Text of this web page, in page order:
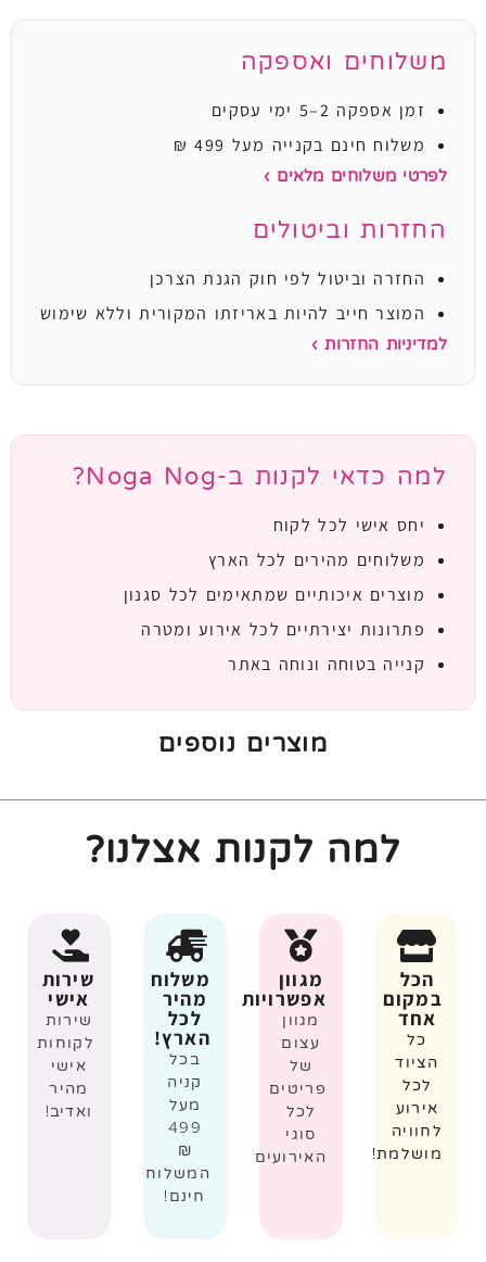
משלוחים ואספקה
זמן אספקה 2–5 ימי עסקים
משלוח חינם בקנייה מעל 499 ₪
לפרטי משלוחים מלאים ›
החזרות וביטולים
החזרה וביטול לפי חוק הגנת הצרכן
המוצר חייב להיות באריזתו המקורית וללא שימוש
למדיניות החזרות ›
למה כדאי לקנות ב-Noga Nog?
יחס אישי לכל לקוח
משלוחים מהירים לכל הארץ
מוצרים איכותיים שמתאימים לכל סגנון
פתרונות יצירתיים לכל אירוע ומטרה
קנייה בטוחה ונוחה באתר
מוצרים נוספים
למה לקנות אצלנו?
הכל
במקום
אחד
כל
הציוד
לכל
אירוע
לחוויה
מושלמת!
מגוון
אפשרויות
מגוון
עצום
של
פריטים
לכל
סוגי
האירועים
משלוח
מהיר
לכל
הארץ!
בכל
קניה
מעל
499
₪
המשלוח
חינם!
שירות
אישי
שירות
לקוחות
אישי
מהיר
ואדיב!